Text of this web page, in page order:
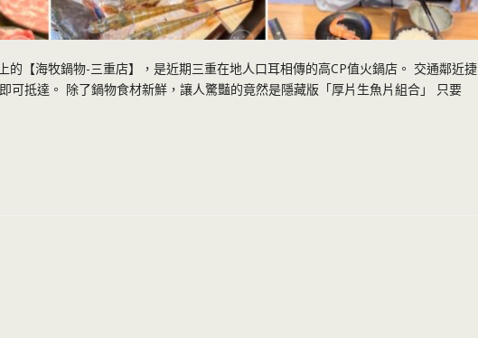
的【海牧鍋物-三重店】，是近期三重在地人口耳相傳的高CP值火鍋店。 交通鄰近捷
可抵達。 除了鍋物食材新鮮，讓人驚豔的竟然是隱藏版「厚片生魚片組合」 只要